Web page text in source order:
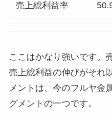
売上総利益率
ここはかなり強いです。
売上総利益の伸びがそれ
メントは、今のフルヤ金
グメントの一つです。